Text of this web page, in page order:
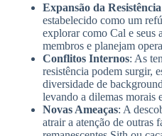
Expansão da Resistência
estabelecido como um
explorar como Cal e seus
membros e planejam
Conflitos Internos: As
resistência podem surgir,
diversidade de
levando a dilemas morais
Novas Ameaças: A
atrair a atenção de outras